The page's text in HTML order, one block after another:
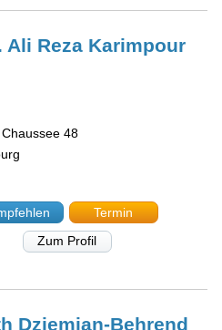
Ali Reza Karimpour
48
Termin
Zum Profil
Dziemian-Behrend